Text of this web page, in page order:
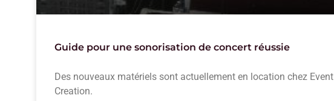
Guide pour une sonorisation de concert réussie
Des nouveaux matériels sont actuellement en location chez Event
Creation.